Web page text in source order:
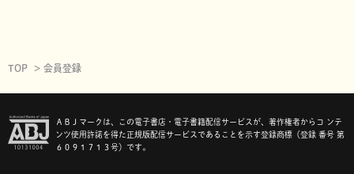
TOP 会員登録
ＡＢＪマークは、この電子書店・電子書籍配信サービスが、著作権者からコ ンテ
ンツ使用許諾を得た正規版配信サービスであることを示す登録商標（登録 番号 第
６０９１７１３号）です。